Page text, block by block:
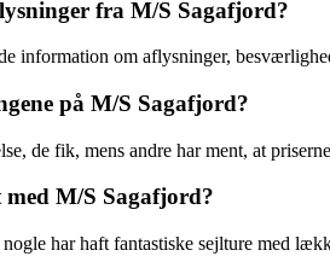
fra M/S Sagafjord?
om aflysninger,
på M/S Sagafjord?
de fik, mens andre har ment, at
M/S Sagafjord?
har haft fantastiske sejlture med